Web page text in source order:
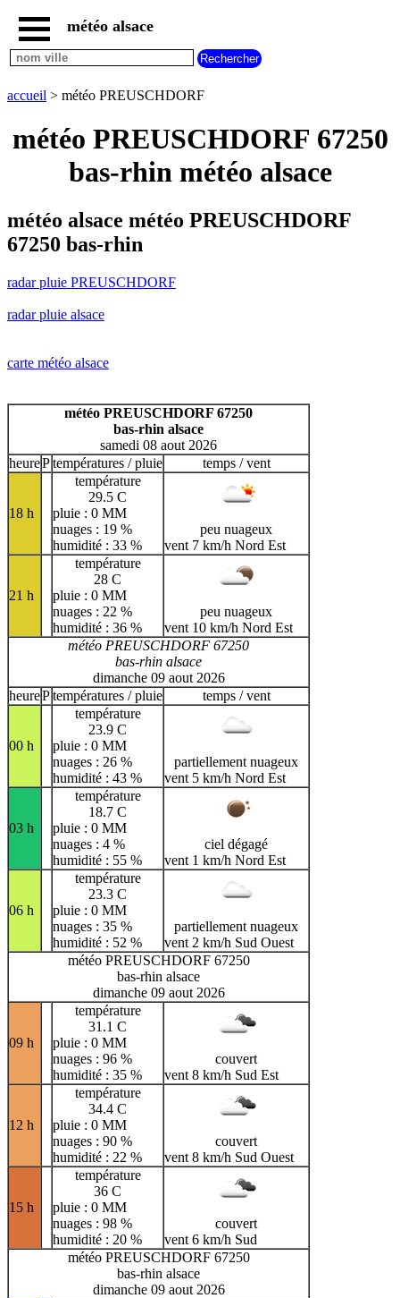
accueil
radar
PREUSCHDORF
météo
alsace
carte
météo
météo
H
I J K L M
N
T
U
V
W X Y Z
météo alsace
accueil > météo PREUSCHDORF
météo PREUSCHDORF 67250
bas-rhin météo alsace
météo alsace météo PREUSCHDORF
67250 bas-rhin
radar pluie PREUSCHDORF
radar pluie alsace
carte météo alsace
météo PREUSCHDORF 67250
bas-rhin alsace
samedi 08 aout 2026
heurePtempératures / pluie temps / vent
18 h
température
29.5 C
pluie : 0 MM
nuages : 19 %
humidité : 33 %
peu nuageux
vent 7 km/h Nord Est
21 h
température
28 C
pluie : 0 MM
nuages : 22 %
humidité : 36 %
peu nuageux
vent 10 km/h Nord Est
météo PREUSCHDORF 67250
bas-rhin alsace
dimanche 09 aout 2026
heurePtempératures / pluie temps / vent
00 h
température
23.9 C
pluie : 0 MM
nuages : 26 %
humidité : 43 %
partiellement nuageux
vent 5 km/h Nord Est
03 h
température
18.7 C
pluie : 0 MM
nuages : 4 %
humidité : 55 %
ciel dégagé
vent 1 km/h Nord Est
06 h
température
23.3 C
pluie : 0 MM
nuages : 35 %
humidité : 52 %
partiellement nuageux
vent 2 km/h Sud Ouest
météo PREUSCHDORF 67250
bas-rhin alsace
dimanche 09 aout 2026
09 h
température
31.1 C
pluie : 0 MM
nuages : 96 %
humidité : 35 %
couvert
vent 8 km/h Sud Est
12 h
température
34.4 C
pluie : 0 MM
nuages : 90 %
humidité : 22 %
couvert
vent 8 km/h Sud Ouest
15 h
température
36 C
pluie : 0 MM
nuages : 98 %
humidité : 20 %
couvert
vent 6 km/h Sud
météo PREUSCHDORF 67250
bas-rhin alsace
dimanche 09 aout 2026